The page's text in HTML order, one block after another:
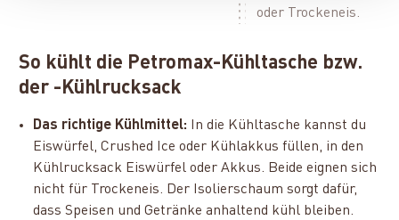
oder Trockeneis.
So kühlt die Petromax-Kühltasche bzw.
der -Kühlrucksack
Das richtige Kühlmittel:
In die Kühltasche kannst du
Eiswürfel, Crushed Ice oder Kühlakkus füllen, in den
Kühlrucksack Eiswürfel oder Akkus. Beide eignen sich
nicht für Trockeneis. Der Isolierschaum sorgt dafür,
dass Speisen und Getränke anhaltend kühl bleiben.